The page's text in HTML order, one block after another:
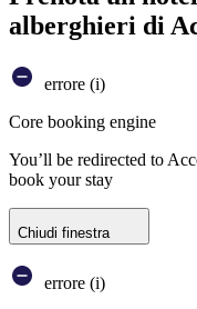
alberghieri di
errore (i)
Core booking engine
You’ll be redirected to
book your stay
Chiudi finestra
errore (i)